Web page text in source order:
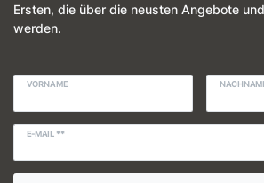
Ersten, die über die neusten Angebote
werden.
VORNAME
E-MAIL **